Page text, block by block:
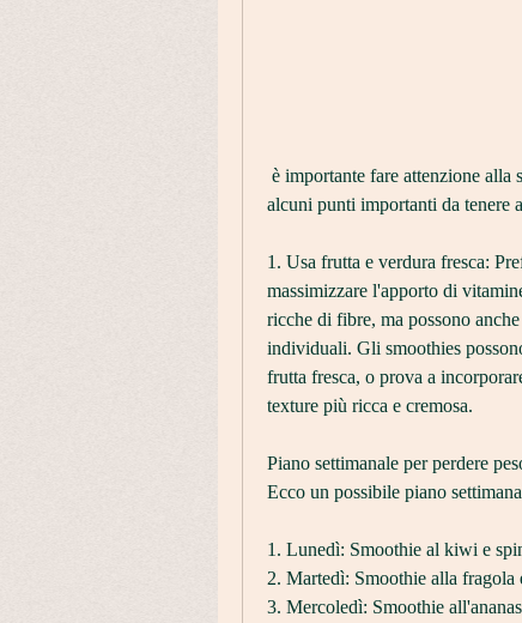
alcuni punti importanti da tenere
1. Usa frutta e verdura fresca:
massimizzare l'apporto di
ricche di fibre, ma possono
individuali. Gli smoothies
frutta fresca, o prova a
texture più ricca e cremosa.
Piano settimanale per perdere
Ecco un possibile piano
1. Lunedì: Smoothie al kiwi e
2. Martedì: Smoothie alla fragola
3. Mercoledì: Smoothie